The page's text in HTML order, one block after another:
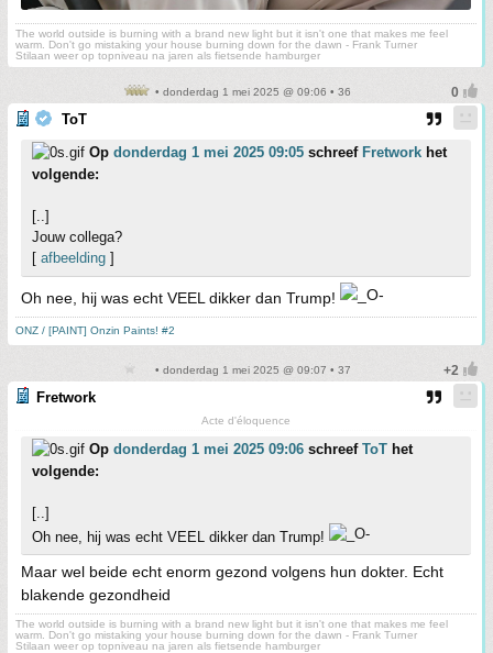
The world outside is burning with a brand new light but it isn't one that makes me feel
warm. Don't go mistaking your house burning down for the dawn - Frank Turner
Stilaan weer op topniveau na jaren als fietsende hamburger
• donderdag 1 mei 2025 @ 09:06 • 36
ToT
Op donderdag 1 mei 2025 09:05 schreef Fretwork het
volgende:
[..]
Jouw collega?
[ afbeelding ]
Oh nee, hij was echt VEEL dikker dan Trump!
ONZ / [PAINT] Onzin Paints! #2
• donderdag 1 mei 2025 @ 09:07 • 37
Fretwork
Acte d'éloquence
Op donderdag 1 mei 2025 09:06 schreef ToT het
volgende:
[..]
Oh nee, hij was echt VEEL dikker dan Trump!
Maar wel beide echt enorm gezond volgens hun dokter. Echt
blakende gezondheid
The world outside is burning with a brand new light but it isn't one that makes me feel
warm. Don't go mistaking your house burning down for the dawn - Frank Turner
Stilaan weer op topniveau na jaren als fietsende hamburger